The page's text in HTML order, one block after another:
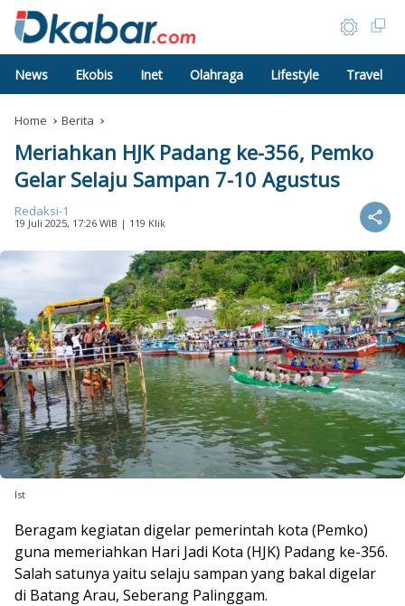
News Ekobis Inet Olahraga Lifestyle Travel
Home Berita
Meriahkan HJK Padang ke-356, Pemko
Gelar Selaju Sampan 7-10 Agustus
Redaksi-1
19 Juli 2025, 17:26 WIB | 119 Klik
Ist
Beragam kegiatan digelar pemerintah kota (Pemko)
guna memeriahkan Hari Jadi Kota (HJK) Padang ke-356.
Salah satunya yaitu selaju sampan yang bakal digelar
di Batang Arau, Seberang Palinggam.